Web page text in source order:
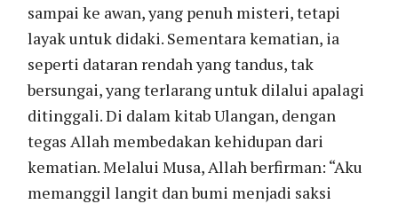
sampai ke awan, yang penuh misteri, tetapi
layak untuk didaki. Sementara kematian, ia
seperti dataran rendah yang tandus, tak
bersungai, yang terlarang untuk dilalui apalagi
ditinggali. Di dalam kitab Ulangan, dengan
tegas Allah membedakan kehidupan dari
kematian. Melalui Musa, Allah berfirman: “Aku
memanggil langit dan bumi menjadi saksi